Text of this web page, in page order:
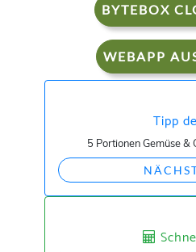
BYTEBOX
WEBAPP
Tipp
5 Portionen Gemüse &